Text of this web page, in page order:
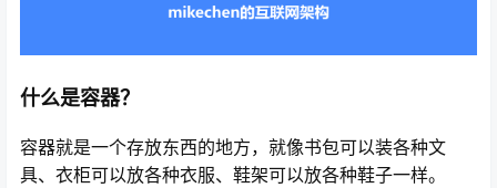
什么是容器？
容器就是一个存放东西的地方，就像书包可以装各种文
具、衣柜可以放各种衣服、鞋架可以放各种鞋子一样。